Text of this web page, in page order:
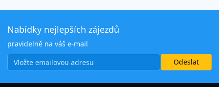
Nabídky nejlepších zájezdů
pravidelně na váš e-mail